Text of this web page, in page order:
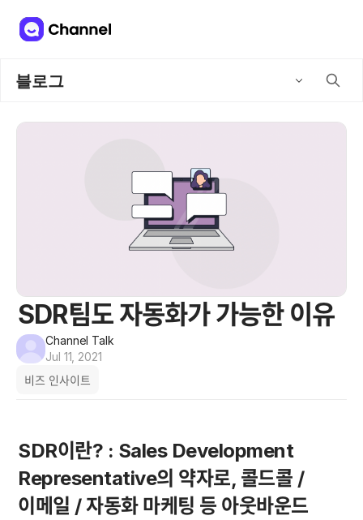
블로그
SDR팀도 자동화가 가능한 이유
Channel Talk
Jul 11, 2021
비즈 인사이트
SDR이란? : Sales Development
Representative의 약자로, 콜드콜 /
이메일 / 자동화 마케팅 등 아웃바운드